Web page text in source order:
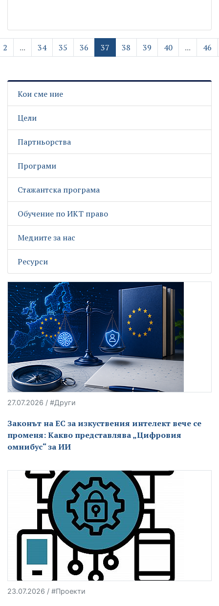
2 ... 34 35 36 37 38 39 40 ... 46
Кои сме ние
Цели
Партньорства
Програми
Стажантска програма
Обучение по ИКТ право
Медиите за нас
Ресурси
27.07.2026 / #Други
Законът на ЕС за изкуствения интелект вече се
променя: Какво представлява „Цифровия
омнибус“ за ИИ
23.07.2026 / #Проекти